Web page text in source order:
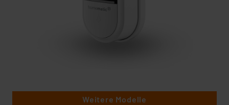
Weitere Modelle